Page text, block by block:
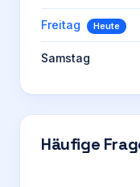
Freitag Heute
Samstag
Häufige